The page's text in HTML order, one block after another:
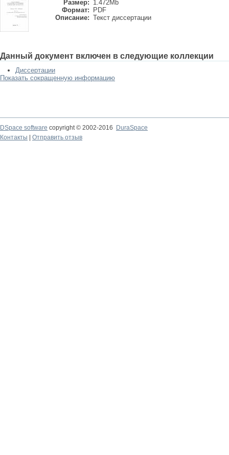
Размер: 1.472Mb
Формат:
PDF
Описание: Текст диссертации
Данный документ включен в следующие коллекции
Диссертации
Показать сокращенную информацию
DSpace software copyright © 2002-2016
DuraSpace
Контакты
Отправить отзыв